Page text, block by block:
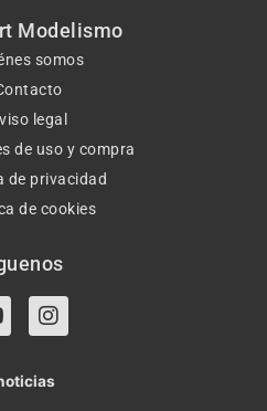
Modelismo
somos
legal
de uso y compra
de privacidad
de cookies
I
n
t
a